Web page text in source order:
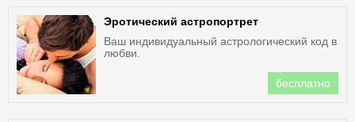
Эротический астропортрет
Ваш индивидуальный астрологический код в
любви.
бесплатно